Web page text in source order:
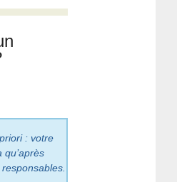
: votre
qu’après